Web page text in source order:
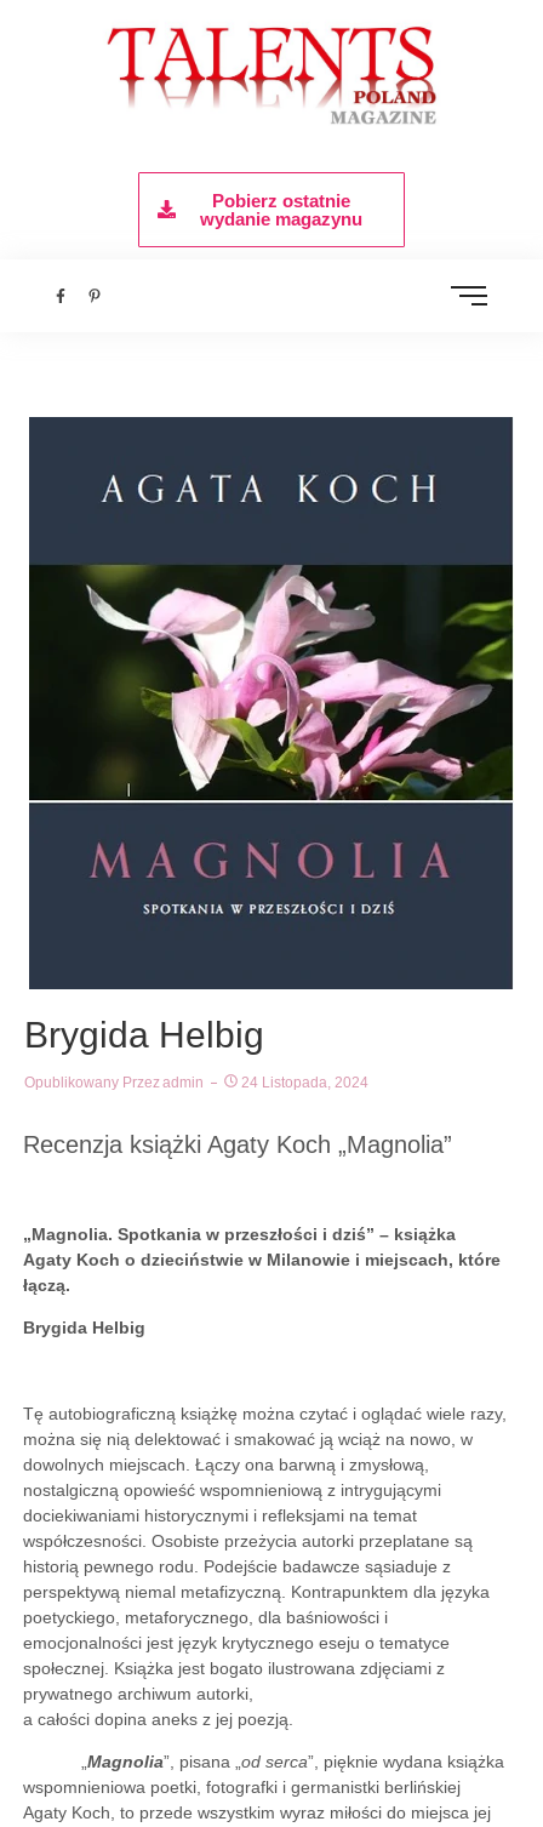
Pobierz ostatnie
wydanie magazynu
Brygida Helbig
Opublikowany PrzezAdmin 24 Listopada, 2024
Recenzja książki Agaty Koch „Magnolia”
„Magnolia. Spotkania w przeszłości i dziś” – książka
Agaty Koch o dzieciństwie w Milanowie i miejscach, które
łączą.
Brygida Helbig
Tę autobiograficzną książkę można czytać i oglądać wiele razy,
można się nią delektować i smakować ją wciąż na nowo, w
dowolnych miejscach. Łączy ona barwną i zmysłową,
nostalgiczną opowieść wspomnieniową z intrygującymi
dociekiwaniami historycznymi i refleksjami na temat
współczesności. Osobiste przeżycia autorki przeplatane są
historią pewnego rodu. Podejście badawcze sąsiaduje z
perspektywą niemal metafizyczną. Kontrapunktem dla języka
poetyckiego, metaforycznego, dla baśniowości i
emocjonalności jest język krytycznego eseju o tematyce
społecznej. Książka jest bogato ilustrowana zdjęciami z
prywatnego archiwum autorki,
a całości dopina aneks z jej poezją.
Magnolia”, pisana „ od serca”, pięknie wydana książka
wspomnieniowa poetki, fotografki i germanistki berlińskiej
Agaty Koch, to przede wszystkim wyraz miłości do miejsca jej